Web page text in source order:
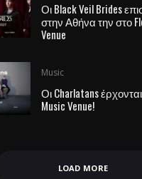
Οι Black Veil Brides
στην Αθήνα την στο
Venue
Music
Οι Charlatans
Music Venue!
LOAD MORE